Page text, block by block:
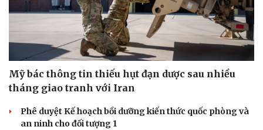
Mỹ bác thông tin thiếu hụt đạn dược sau nhiều
tháng giao tranh với Iran
Phê duyệt Kế hoạch bồi dưỡng kiến thức quốc phòng và
an ninh cho đối tượng 1